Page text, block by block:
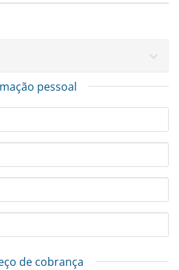
pessoal
de cobrança